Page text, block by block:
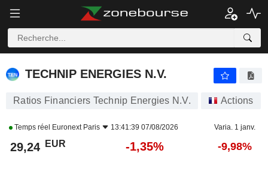
TECHNIP ENERGIES N.V.
TECHNIP ENERGIES N.V.
Ratios Financiers Technip Energies N.V. Actions
Temps réel Euronext Paris 13:41:39 07/08/2026 Varia. 1 janv.
29,24 EUR -1,35% -9,98%